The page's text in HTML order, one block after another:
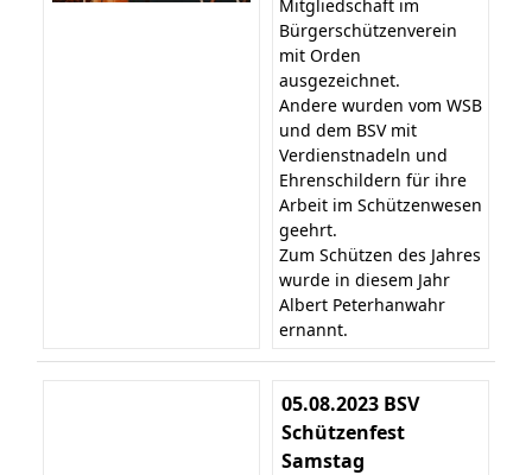
Mitgliedschaft im
Bürgerschützenverein
mit Orden
ausgezeichnet.
Andere wurden vom WSB
und dem BSV mit
Verdienstnadeln und
Ehrenschildern für ihre
Arbeit im Schützenwesen
geehrt.
Zum Schützen des Jahres
wurde in diesem Jahr
Albert Peterhanwahr
ernannt.
05.08.2023 BSV
Schützenfest
Samstag